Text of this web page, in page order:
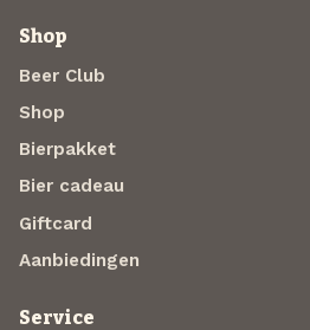
Shop
Beer Club
Shop
Bierpakket
Bier cadeau
Giftcard
Aanbiedingen
Service